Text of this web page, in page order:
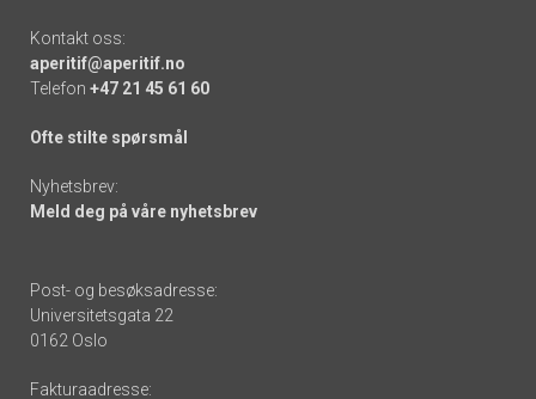
Kontakt oss:
aperitif@aperitif.no
Telefon +47 21 45 61 60
Ofte stilte spørsmål
Nyhetsbrev:
Meld deg på våre nyhetsbrev
Post- og besøksadresse:
Universitetsgata 22
0162 Oslo
Fakturaadresse: